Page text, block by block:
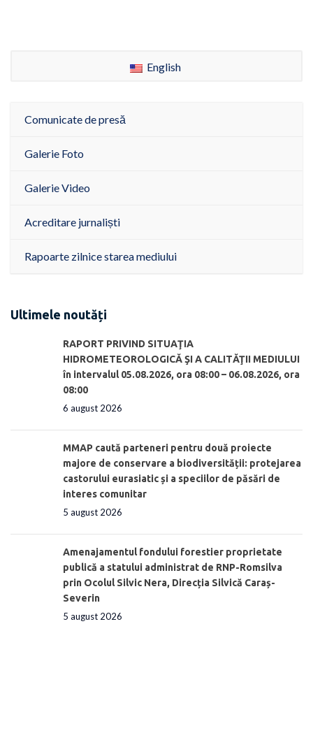
English
Comunicate de presă
Galerie Foto
Galerie Video
Acreditare jurnaliști
Rapoarte zilnice starea mediului
Ultimele noutăți
RAPORT PRIVIND SITUAŢIA
HIDROMETEOROLOGICĂ ŞI A CALITĂŢII MEDIULUI
în intervalul 05.08.2026, ora 08:00 – 06.08.2026, ora
08:00
6 august 2026
MMAP caută parteneri pentru două proiecte
majore de conservare a biodiversității: protejarea
castorului eurasiatic și a speciilor de păsări de
interes comunitar
5 august 2026
Amenajamentul fondului forestier proprietate
publică a statului administrat de RNP-Romsilva
prin Ocolul Silvic Nera, Direcția Silvică Caraș-
Severin
5 august 2026